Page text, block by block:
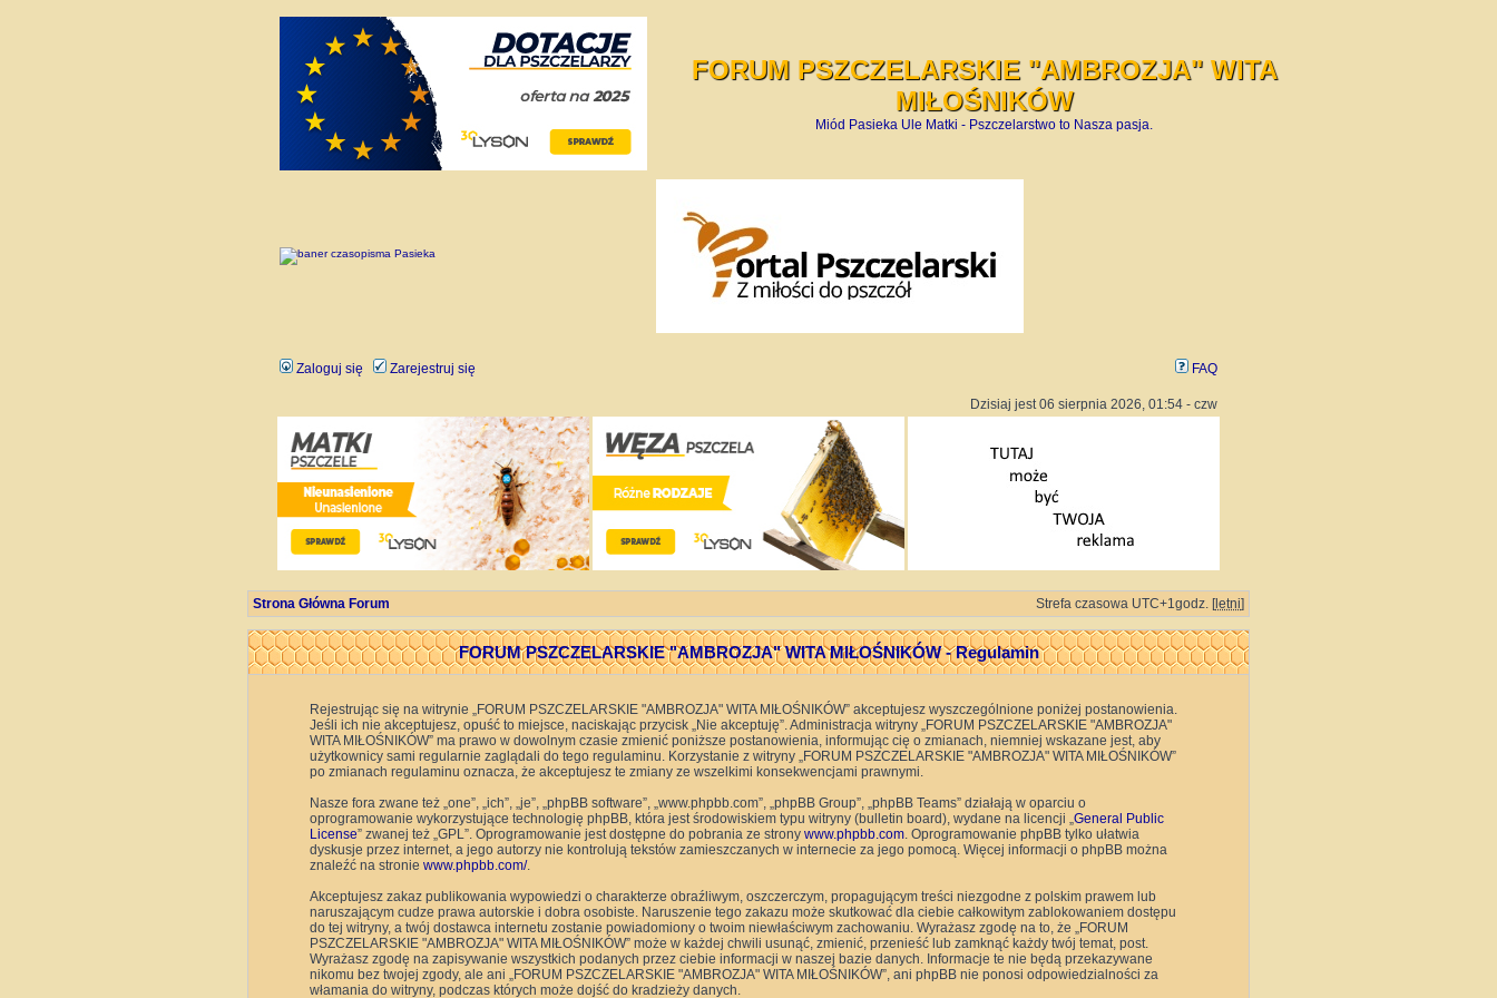
FORUM PSZCZELARSKIE "AMBROZJA" WITA
MIŁOŚNIKÓW
Miód Pasieka Ule Matki - Pszczelarstwo to Nasza pasja.
Zaloguj się Zarejestruj się FAQ
Dzisiaj jest 06 sierpnia 2026, 01:54 - czw
Strona Główna Forum Strefa czasowa UTC+1godz. [letni]
FORUM PSZCZELARSKIE "AMBROZJA" WITA MIŁOŚNIKÓW - Regulamin
Rejestrując się na witrynie „FORUM PSZCZELARSKIE "AMBROZJA" WITA MIŁOŚNIKÓW” akceptujesz wyszczególnione poniżej postanowienia.
Jeśli ich nie akceptujesz, opuść to miejsce, naciskając przycisk „Nie akceptuję”. Administracja witryny „FORUM PSZCZELARSKIE "AMBROZJA"
WITA MIŁOŚNIKÓW” ma prawo w dowolnym czasie zmienić poniższe postanowienia, informując cię o zmianach, niemniej wskazane jest, aby
użytkownicy sami regularnie zaglądali do tego regulaminu. Korzystanie z witryny „FORUM PSZCZELARSKIE "AMBROZJA" WITA MIŁOŚNIKÓW”
po zmianach regulaminu oznacza, że akceptujesz te zmiany ze wszelkimi konsekwencjami prawnymi.
Nasze fora zwane też „one”, „ich”, „je”, „phpBB software”, „www.phpbb.com”, „phpBB Group”, „phpBB Teams” działają w oparciu o
oprogramowanie wykorzystujące technologię phpBB, która jest środowiskiem typu witryny (bulletin board), wydane na licencji „General Public
License” zwanej też „GPL”. Oprogramowanie jest dostępne do pobrania ze strony www.phpbb.com. Oprogramowanie phpBB tylko ułatwia
dyskusje przez internet, a jego autorzy nie kontrolują tekstów zamieszczanych w internecie za jego pomocą. Więcej informacji o phpBB można
znaleźć na stronie www.phpbb.com/.
Akceptujesz zakaz publikowania wypowiedzi o charakterze obraźliwym, oszczerczym, propagującym treści niezgodne z polskim prawem lub
naruszającym cudze prawa autorskie i dobra osobiste. Naruszenie tego zakazu może skutkować dla ciebie całkowitym zablokowaniem dostępu
do tej witryny, a twój dostawca internetu zostanie powiadomiony o twoim niewłaściwym zachowaniu. Wyrażasz zgodę na to, że „FORUM
PSZCZELARSKIE "AMBROZJA" WITA MIŁOŚNIKÓW” może w każdej chwili usunąć, zmienić, przenieść lub zamknąć każdy twój temat, post.
Wyrażasz zgodę na zapisywanie wszystkich podanych przez ciebie informacji w naszej bazie danych. Informacje te nie będą przekazywane
nikomu bez twojej zgody, ale ani „FORUM PSZCZELARSKIE "AMBROZJA" WITA MIŁOŚNIKÓW”, ani phpBB nie ponosi odpowiedzialności za
włamania do witryny, podczas których może dojść do kradzieży danych.